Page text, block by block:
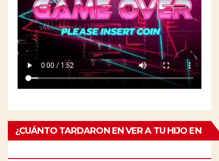
¿CUÁNTO TARDARON EN VER A TU HIJO EN